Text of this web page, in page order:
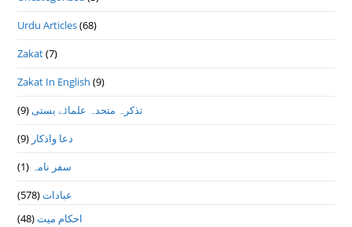
Urdu Articles(68)
Zakat(7)
Zakat In English (9)
تذكرہ متحدہ علمائے بستى(9)
دعا واذكار (9)
سفر نامہ (1)
عبادات(578)
احکام میت(48)